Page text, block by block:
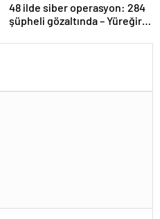
48 ilde siber operasyon: 284
şüpheli gözaltında – Yüreğir